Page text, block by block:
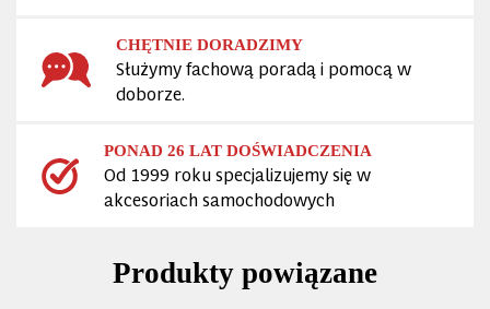
CHĘTNIE DORADZIMY
Służymy fachową poradą i pomocą w
doborze.
PONAD 26 LAT DOŚWIADCZENIA
Od 1999 roku specjalizujemy się w
akcesoriach samochodowych
Produkty powiązane